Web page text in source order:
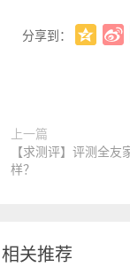
分享到：
上一篇
【求测评】评测全
样？
相关推荐